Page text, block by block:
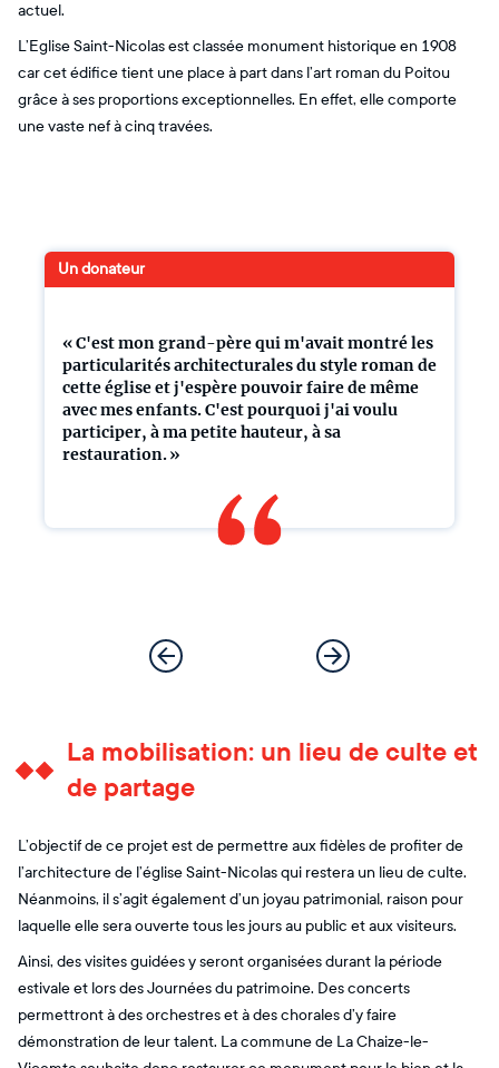
actuel.
L’Eglise Saint-Nicolas est classée monument historique en 1908
car cet édifice tient une place à part dans l’art roman du Poitou
grâce à ses proportions exceptionnelles. En effet, elle comporte
une vaste nef à cinq travées.
« C'est mon grand-père qui m'avait montré les
particularités architecturales du style roman de
cette église et j'espère pouvoir faire de même
avec mes enfants. C'est pourquoi j'ai voulu
participer, à ma petite hauteur, à sa
restauration. »
Un donateur
La mobilisation: un lieu de culte et
de partage
L’objectif de ce projet est de permettre aux fidèles de profiter de
l’architecture de l’église Saint-Nicolas qui restera un lieu de culte.
Néanmoins, il s’agit également d’un joyau patrimonial, raison pour
laquelle elle sera ouverte tous les jours au public et aux visiteurs.
Ainsi, des visites guidées y seront organisées durant la période
estivale et lors des Journées du patrimoine. Des concerts
permettront à des orchestres et à des chorales d’y faire
démonstration de leur talent. La commune de La Chaize-le-